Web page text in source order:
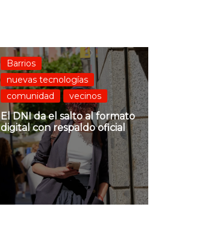
Barrios
nuevas tecnologías
comunidad
vecinos
El DNI da el salto al formato
digital con respaldo oficial